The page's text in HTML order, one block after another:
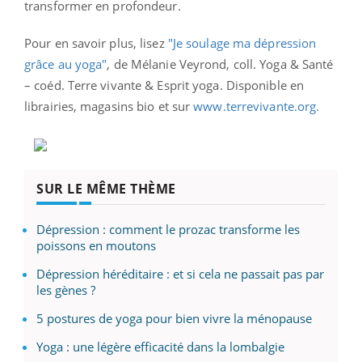
transformer en profondeur.
Pour en savoir plus, lisez "Je soulage ma dépression
grâce au yoga", de Mélanie Veyrond, coll. Yoga & Santé
– coéd. Terre vivante & Esprit yoga. Disponible en
librairies, magasins bio et surwww.terrevivante.org.
SUR LE MÊME THÈME
Dépression : comment le prozac transforme les
poissons en moutons
Dépression héréditaire : et si cela ne passait pas par
les gènes ?
5 postures de yoga pour bien vivre la ménopause
Yoga : une légère efficacité dans la lombalgie